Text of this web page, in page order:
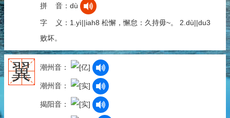
拼 音：dù
字 义：1.yì||iah8 松懈，懈怠：久持毋~。 2.dù||du3
败坏。
翼 潮州音：
潮州音：
揭阳音：